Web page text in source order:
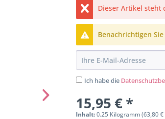
Dieser Artikel steht
Benachrichtigen
Ich habe die
15,95 € *
Inhalt:0.25 Kilogramm (63,80